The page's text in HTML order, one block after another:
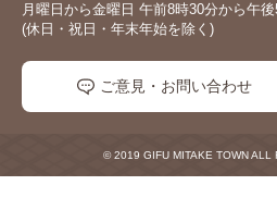
月曜日から金曜日 午前8時30分から午
(休日・祝日・年末年始を除く)
ご意見・お問い合わせ
© 2019 GIFU MITAKE TOWN ALL